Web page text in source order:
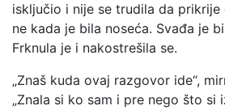
isključio i nije se trudila da prikrije
ne kada je bila noseća. Svađa je
Frknula je i nakostrešila se.
„Znaš kuda ovaj razgovor ide“,
„Znala si ko sam i pre nego što si